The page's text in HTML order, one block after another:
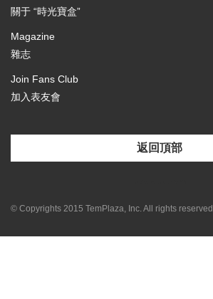
關于 “時光寶盒”
Magazine
雜志
Join Fans Club
加入表友會
返回頂部
© Copyrights 2015 TemPlaza, Inc. All rights reserved.